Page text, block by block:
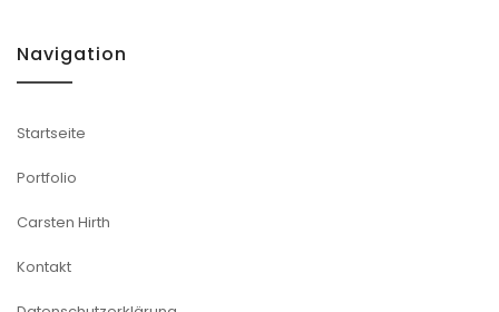
Navigation
Startseite
Portfolio
Carsten Hirth
Kontakt